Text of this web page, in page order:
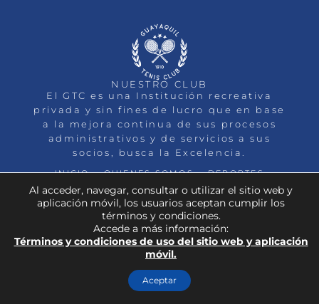
NUESTRO CLUB
El GTC es una Institución recreativa
privada y sin fines de lucro que en base
a la mejora continua de sus procesos
administrativos y de servicios a sus
socios, busca la Excelencia.
INICIO QUIENES SOMOS
DEPORTES
MEMBRESÍAS
NOTICIAS CONTACTO
TODOS LOS DERECHOS RESERVADOS GUAYAQUIL TENIS
CLUB
Al acceder, navegar, consultar o utilizar el sitio web y
aplicación móvil, los usuarios aceptan cumplir los
términos y condiciones.
Accede a más información:
Términos y condiciones de uso del sitio web y aplicación
móvil.
Aceptar